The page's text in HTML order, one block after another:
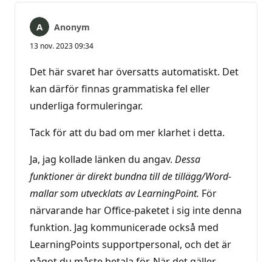
Anonym
13 nov. 2023 09:34
Det här svaret har översatts automatiskt. Det
kan därför finnas grammatiska fel eller
underliga formuleringar.
Tack för att du bad om mer klarhet i detta.
Ja, jag kollade länken du angav. Dessa
funktioner är direkt bundna till de tillägg/Word-
mallar som utvecklats av LearningPoint. För
närvarande har Office-paketet i sig inte denna
funktion. Jag kommunicerade också med
LearningPoints supportpersonal, och det är